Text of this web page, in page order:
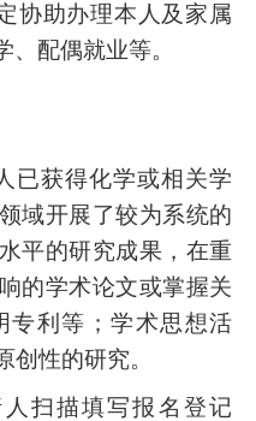
协助办理本人及家属
、配偶就业等。
已获得化学或相关学
域开展了较为系统的
平的研究成果，在重
的学术论文或掌握关
专利等；学术思想活
创性的研究。
人扫描填写报名登记